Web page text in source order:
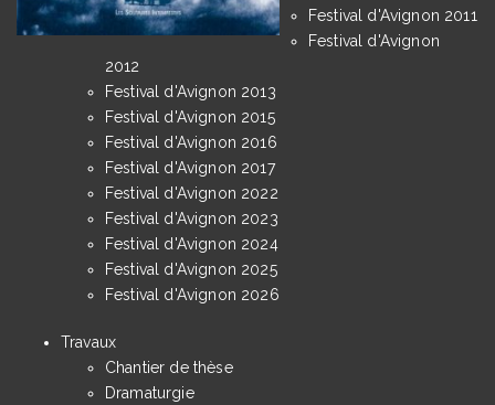
Festival d'Avignon 2011
Festival d'Avignon
2012
Festival d'Avignon 2013
Festival d'Avignon 2015
Festival d'Avignon 2016
Festival d'Avignon 2017
Festival d'Avignon 2022
Festival d'Avignon 2023
Festival d'Avignon 2024
Festival d'Avignon 2025
Festival d'Avignon 2026
Travaux
Chantier de thèse
Dramaturgie